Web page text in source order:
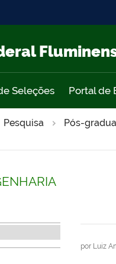
Seleções Portal de
Pesquisa Pós-
por Luiz